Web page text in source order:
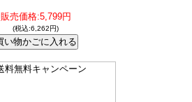
販売価格:5,799円
(税込:6,262円)